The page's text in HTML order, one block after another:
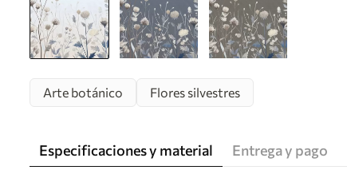
Arte botánico Flores silvestres
Especificaciones y material Entrega y pago